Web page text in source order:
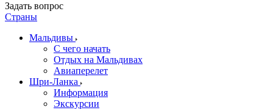
Задать вопрос
Страны
Мальдивы
С чего начать
Отдых на Мальдивах
Авиаперелет
Шри-Ланка
Информация
Экскурсии